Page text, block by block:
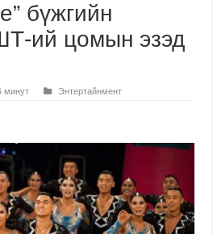
бүжгийн
ий цомын эзэд
минут Энтертайнмент